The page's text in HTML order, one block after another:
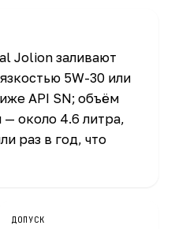
Jolion заливают
5W-30 или
API SN; объём
около 4.6 литра,
раз в год, что
ДОПУСК